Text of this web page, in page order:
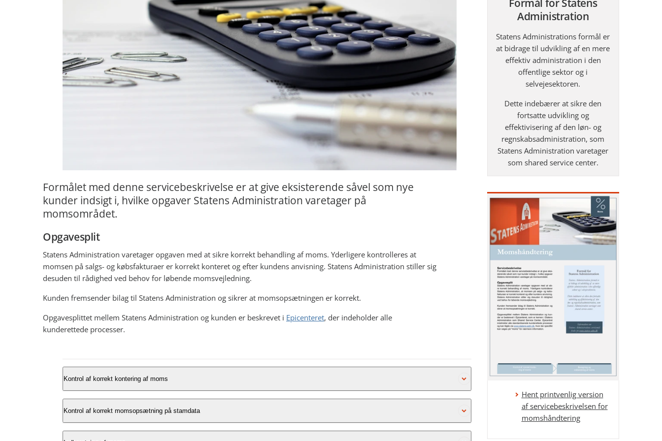
Formålet med denne servicebeskrivelse er at give eksisterende såvel som nye
kunder indsigt i, hvilke opgaver Statens Administration varetager på
momsområdet.
Opgavesplit
Statens Administration varetager opgaven med at sikre korrekt behandling af moms. Yderligere kontrolleres at
momsen på salgs- og købsfakturaer er korrekt konteret og efter kundens anvisning. Statens Administration stiller sig
desuden til rådighed ved behov for løbende momsvejledning.
Kunden fremsender bilag til Statens Administration og sikrer at momsopsætningen er korrekt.
Opgavesplittet mellem Statens Administration og kunden er beskrevet i Epicenteret, der indeholder alle
kunderettede processer.
Kontrol af korrekt kontering af moms
På momsområdet fremsender kunden bilag og Statens Administration sikrer, at der er konteret efter gældende regler og
efter kundens anvisning.
Kontrol af korrekt momsopsætning på stamdata
Formål for Statens
Administration
Statens Administrations formål er
at bidrage til udvikling af en mere
effektiv administration i den
offentlige sektor og i
selvejesektoren.
Dette indebærer at sikre den
fortsatte udvikling og
effektivisering af den løn- og
regnskabsadministration, som
Statens Administration varetager
som shared service center.
Hent printvenlig version
af servicebeskrivelsen for
momshåndtering